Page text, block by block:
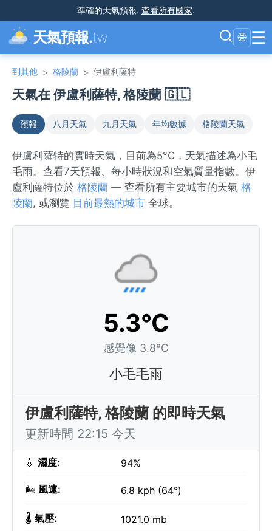
準確的天氣預報. 查看所有國家.
天氣預報.tw 🌐 ☰
到其他 > 格陵蘭 > 伊盧利薩特
天氣在 伊盧利薩特, 格陵蘭 🇬🇱
預報 八月天氣 九月天氣 年均數據 格陵蘭天氣
伊盧利薩特的實時天氣，目前為5°C，天氣描述為小毛
毛雨。查看7天預報、每小時狀況和空氣質量指數。伊
盧利薩特位於 格陵蘭 — 查看所有主要城市的天氣 格
陵蘭, 或瀏覽 目前最熱的城市 全球。
5.3°C
感覺像 3.8°C
小毛毛雨
伊盧利薩特, 格陵蘭 的即時天氣
更新時間 22:15 今天
💧 濕度: 94%
🌬️ 風速: 6.8 kph (64°)
🌡️ 氣壓: 1021.0 mb